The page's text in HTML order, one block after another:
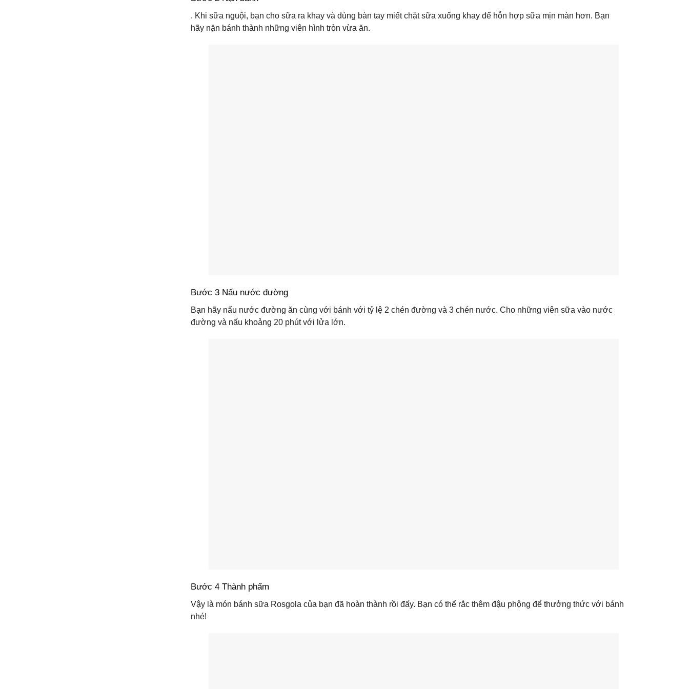
. Khi sữa nguội, bạn cho sữa ra khay và dùng bàn tay miết chặt sữa xuống khay để hỗn hợp sữa mịn màn hơn. Bạn
hãy nặn bánh thành những viên hình tròn vừa ăn.
Bước 3 Nấu nước đường
Bạn hãy nấu nước đường ăn cùng với bánh với tỷ lệ 2 chén đường và 3 chén nước. Cho những viên sữa vào nước
đường và nấu khoảng 20 phút với lửa lớn.
Bước 4 Thành phẩm
Vậy là món bánh sữa Rosgola của bạn đã hoàn thành rồi đấy. Bạn có thể rắc thêm đậu phộng để thưởng thức với bánh
nhé!